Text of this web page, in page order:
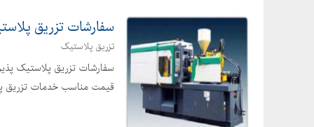
فشارشکن پیلوتی هیدرولیک ،
- انواع قفل کن های هیدرولیک
فقل کن بلوکی هیدرولیک ، قفل کن مادولار
سفارشات تزریق
تزریق پلاستیک
قیمت مناسب خدمات تزریق